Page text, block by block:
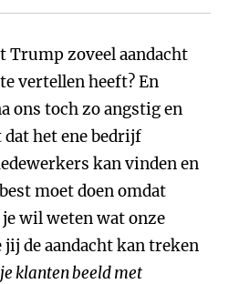
Trump zoveel aandacht
vertellen heeft? En
ons toch zo angstig en
dat het ene bedrijf
kan vinden en
moet doen omdat
wil weten wat onze
de aandacht kan treken
klanten beeld met